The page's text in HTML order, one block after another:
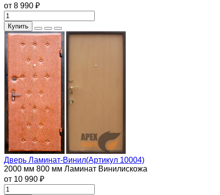
от 8 990 ₽
Купить
Дверь Ламинат-Винил(Артикул 10004)
2000 мм 800 мм Ламинат Винилискожа
от 10 990 ₽